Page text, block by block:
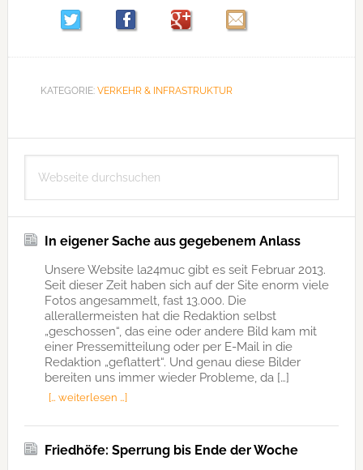
KATEGORIE: VERKEHR & INFRASTRUKTUR
Seitenspalte
durchsuchen
In eigener Sache aus gegebenem Anlass
Unsere Website la24muc gibt es seit Februar 2013.
Seit dieser Zeit haben sich auf der Site enorm viele
Fotos angesammelt, fast 13.000. Die
allerallermeisten hat die Redaktion selbst
„geschossen“, das eine oder andere Bild kam mit
einer Pressemitteilung oder per E-Mail in die
Redaktion „geflattert“. Und genau diese Bilder
bereiten uns immer wieder Probleme, da […]
[… weiterlesen …]
Friedhöfe: Sperrung bis Ende der Woche